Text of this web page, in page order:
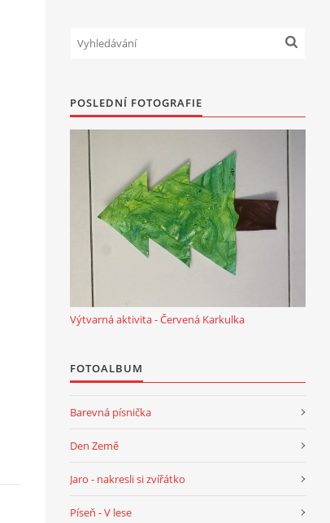
POSLEDNÍ FOTOGRAFIE
Výtvarná aktivita - Červená Karkulka
FOTOALBUM
Barevná písnička
Den Země
Jaro - nakresli si zvířátko
Píseň - V lese